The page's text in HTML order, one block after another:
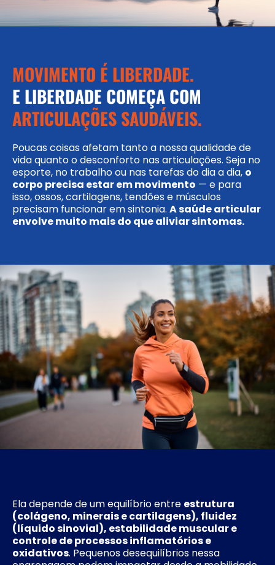
MOVIMENTO É LIBERDADE.
E LIBERDADE COMEÇA COM
ARTICULAÇÕES SAUDÁVEIS.
Poucas coisas afetam tanto a nossa qualidade de
vida quanto o desconforto nas articulações. Seja no
esporte, no trabalho ou nas tarefas do dia a dia, o
corpo precisa estar em movimento — e para
isso, ossos, cartilagens, tendões e músculos
precisam funcionar em sintonia. A saúde articular
envolve muito mais do que aliviar sintomas.
Ela depende de um equilíbrio entre estrutura
(colágeno, minerais e cartilagens), fluidez
(líquido sinovial), estabilidade muscular e
controle de processos inflamatórios e
oxidativos. Pequenos desequilíbrios nessa